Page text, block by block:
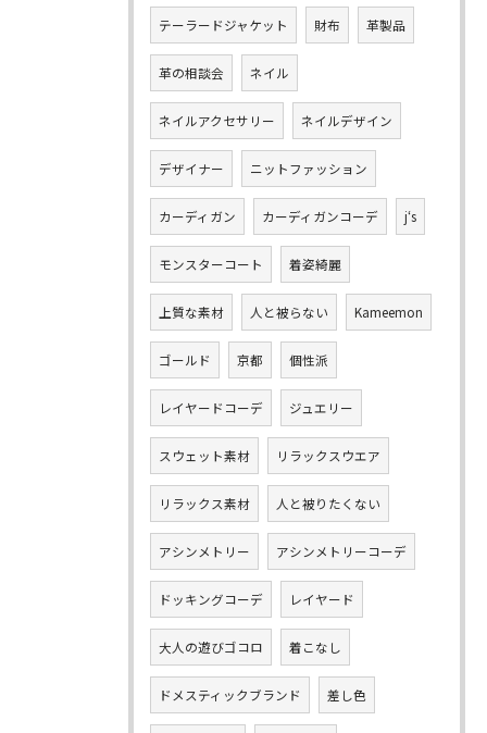
テーラードジャケット 財布 革製品
革の相談会 ネイル
ネイルアクセサリー ネイルデザイン
デザイナー ニットファッション
カーディガン カーディガンコーデ j‘s
モンスターコート 着姿綺麗
上質な素材 人と被らない Kameemon
ゴールド 京都 個性派
レイヤードコーデ ジュエリー
スウェット素材 リラックスウエア
リラックス素材 人と被りたくない
アシンメトリー アシンメトリーコーデ
ドッキングコーデ レイヤード
大人の遊びゴコロ 着こなし
ドメスティックブランド 差し色